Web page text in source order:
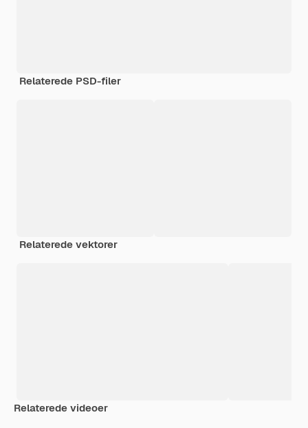
Relaterede PSD-filer
Relaterede vektorer
Relaterede videoer